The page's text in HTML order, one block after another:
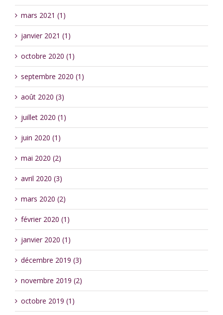
mars 2021 (1)
janvier 2021 (1)
octobre 2020 (1)
septembre 2020 (1)
août 2020 (3)
juillet 2020 (1)
juin 2020 (1)
mai 2020 (2)
avril 2020 (3)
mars 2020 (2)
février 2020 (1)
janvier 2020 (1)
décembre 2019 (3)
novembre 2019 (2)
octobre 2019 (1)